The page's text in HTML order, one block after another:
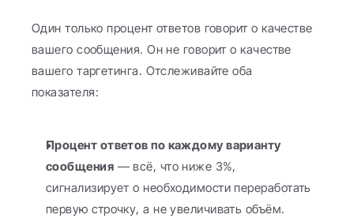
Один только процент ответов говорит о качестве
вашего сообщения. Он не говорит о качестве
вашего таргетинга. Отслеживайте оба
показателя:
Процент ответов по каждому варианту
сообщения — всё, что ниже 3%,
сигнализирует о необходимости переработать
первую строчку, а не увеличивать объём.